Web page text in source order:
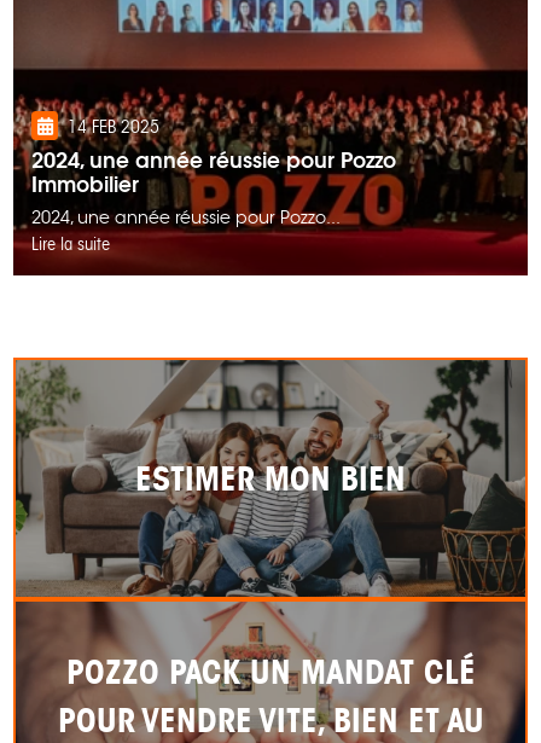
14 FEB 2025
2024, une année réussie pour Pozzo
Immobilier
2024, une année réussie pour Pozzo...
Lire la suite
ESTIMER MON BIEN
POZZO PACK UN MANDAT CLÉ
POUR VENDRE VITE, BIEN ET AU